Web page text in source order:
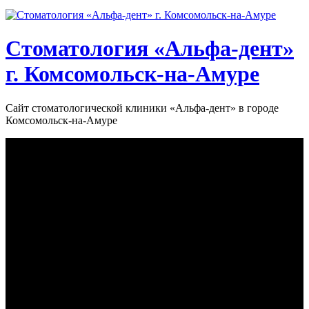
Стоматология «‎Альфа-дент»‎
г. Комсомольск-на-Амуре
Сайт стоматологической клиники «‎Альфа-дент» в городе
Комсомольск-на-Амуре